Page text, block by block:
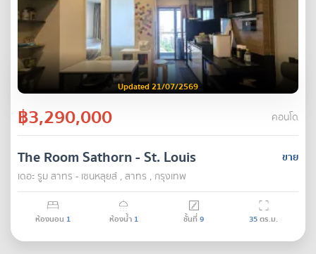
Updated 21/07/2569
฿3,290,000 คอนโด
ขาย
The Room Sathorn - St. Louis
เดอะ รูม สาทร - เซนหลุยส์ , สาทร , กรุงเทพ
ห้องนอน 1 ห้องน้ำ 1 ชั้นที่9 35ตร.ม.